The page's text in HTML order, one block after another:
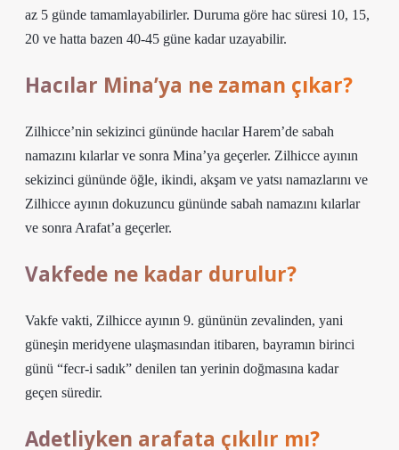
az 5 günde tamamlayabilirler. Duruma göre hac süresi 10, 15,
20 ve hatta bazen 40-45 güne kadar uzayabilir.
Hacılar Mina’ya ne zaman çıkar?
Zilhicce’nin sekizinci gününde hacılar Harem’de sabah
namazını kılarlar ve sonra Mina’ya geçerler. Zilhicce ayının
sekizinci gününde öğle, ikindi, akşam ve yatsı namazlarını ve
Zilhicce ayının dokuzuncu gününde sabah namazını kılarlar
ve sonra Arafat’a geçerler.
Vakfede ne kadar durulur?
Vakfe vakti, Zilhicce ayının 9. gününün zevalinden, yani
güneşin meridyene ulaşmasından itibaren, bayramın birinci
günü “fecr-i sadık” denilen tan yerinin doğmasına kadar
geçen süredir.
Adetliyken arafata çıkılır mı?